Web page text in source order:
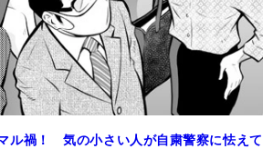
ル禍！ 気の小さい人が自粛警察に怯えて